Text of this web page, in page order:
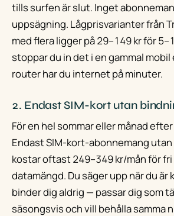
tills surfen är slut. Inget
uppsägning. Lågprisvarianter från
med flera ligger på 29–149 kr för
stoppar du in det i en gammal mobil
router har du internet på minuter.
2. Endast SIM-kort utan
För en hel sommar eller månad
Endast SIM-kort-abonnemang
kostar oftast 249–349 kr/mån för
datamängd. Du säger upp när du är
binder dig aldrig — passar dig som
säsongsvis och vill behålla samma